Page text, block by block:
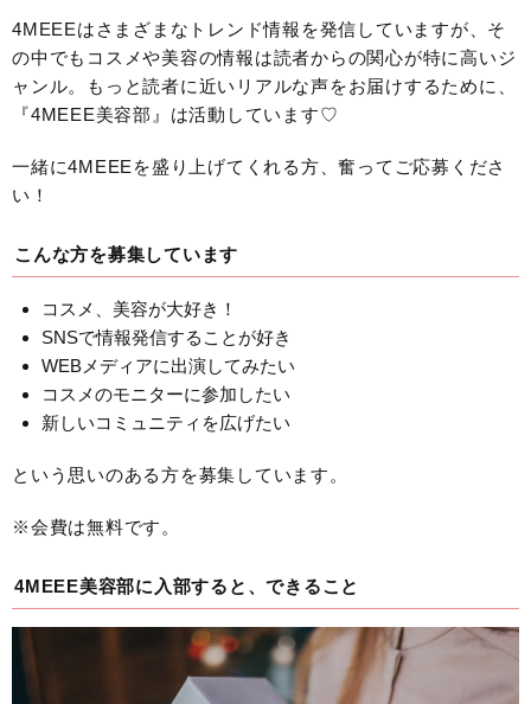
4MEEEはさまざまなトレンド情報を発信していますが、そ
の中でもコスメや美容の情報は読者からの関心が特に高いジ
ャンル。もっと読者に近いリアルな声をお届けするために、
『4MEEE美容部』は活動しています♡
一緒に4MEEEを盛り上げてくれる方、奮ってご応募くださ
い！
こんな方を募集しています
コスメ、美容が大好き！
SNSで情報発信することが好き
WEBメディアに出演してみたい
コスメのモニターに参加したい
新しいコミュニティを広げたい
という思いのある方を募集しています。
※会費は無料です。
4MEEE美容部に入部すると、できること